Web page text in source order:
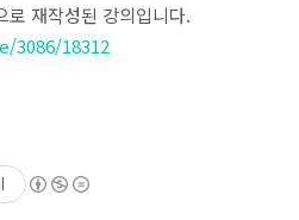
로 재작성된 강의입니다.
3086/18312